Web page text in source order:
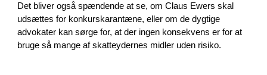
Det bliver også spændende at se, om Claus Ewers skal
udsættes for konkurskarantæne, eller om de dygtige
advokater kan sørge for, at der ingen konsekvens er for at
bruge så mange af skatteydernes midler uden risiko.